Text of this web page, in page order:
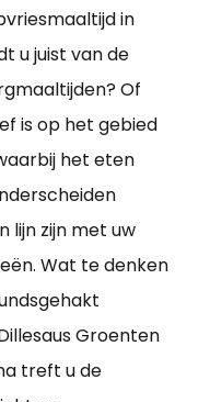
in
u juist van de
Of
is op het gebied
het eten
lijn zijn met uw
Wat te denken
Groenten
treft u de